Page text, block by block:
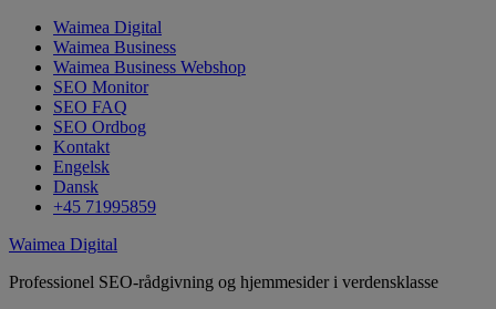
Waimea Digital
Waimea Business
Waimea Business Webshop
SEO Monitor
SEO FAQ
SEO Ordbog
Kontakt
Engelsk
Dansk
+45 71995859
Waimea Digital
Professionel SEO-rådgivning og hjemmesider i verdensklasse